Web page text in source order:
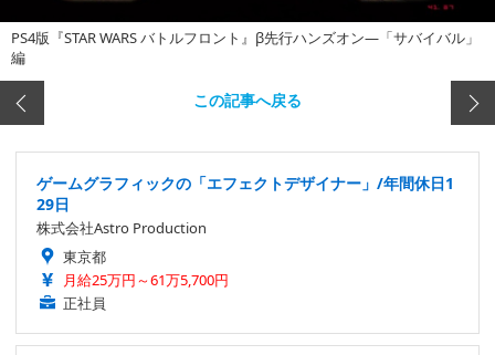
PS4版『STAR WARS バトルフロント』β先行ハンズオン―「サバイバル」
編
この記事へ戻る
ゲームグラフィックの「エフェクトデザイナー」/年間休日1
29日
株式会社Astro Production
東京都
月給25万円～61万5,700円
正社員